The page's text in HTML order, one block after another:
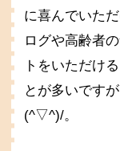
に喜んでいた
ログや高齢者
トをいただけ
とが多いです
(^▽^)/。